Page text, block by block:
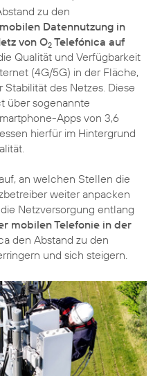
zu den
Datennutzung in
von O2 Telefónica auf
Qualität und Verfügbarkeit
(4G/5G) in der Fläche,
des Netzes. Diese
über sogenannte
Apps von 3,6
hierfür im Hintergrund
an welchen Stellen die
weiter anpacken
Netzversorgung entlang
mobilen Telefonie in der
den Abstand zu den
und sich steigern.